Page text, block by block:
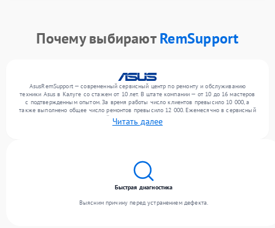
Почему выбираютRemSupport
AsusRemSupport — современный сервисный центр по ремонту и обслуживанию
техники Asus в Калуге со стажем от 10 лет. В штате компании — от 10 до 16 мастеров
с подтвержденным опытом. За время работы число клиентов превысило 10 000, а
также выполнено общее число ремонтов превысило 12 000. Ежемесячно в сервисный
центр поступает от 300 устройств, включая , , . Мы выполняем ремонт различного
уровня сложности и обеспечиваем надежный результат благодаря отлаженным
Читать далее
Быстрая диагностика
Выясним причину перед устранением дефекта.